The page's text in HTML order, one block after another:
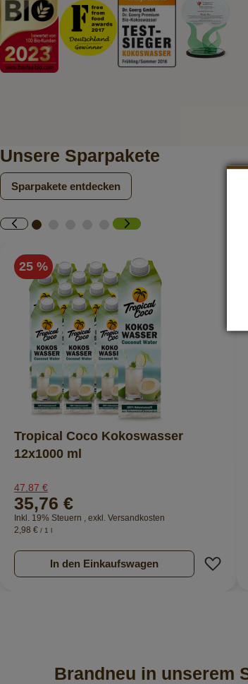
Unsere Sparpakete
Sparpakete entdecken
25 %
Tropical Coco Kokoswasser
12x1000 ml
47,87 €
35,76 €
Inkl. 19% Steuern exkl. Versandkosten
2,98 € / 1 l
In den Einkaufswagen
Brandneu in unserem